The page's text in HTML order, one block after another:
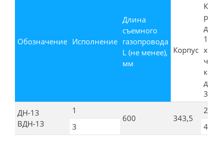
Обозначение Исполнение
Длина
съемного
газопровода
L (не менее),
мм
Корпус
для
для
3исп.
ДН-13
ВДН-13
1
600
343,5
229
3
407